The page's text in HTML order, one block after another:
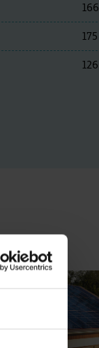
166
175
126